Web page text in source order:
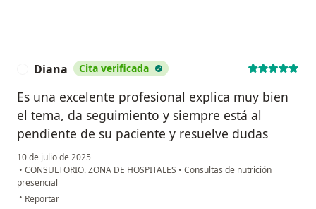
Cursos y congresos
2021
• Curso Internacional de “Metabolómica aplicada a la
Clínica”. Tecnológico de Monterrey. Ciudad de México.
• 10mo. Simposio virtual “Bioética pilar del buen
funcionamiento en el área de la Salud” Comisión
Nacional de Bioética. Ciudad de México.
Diana Cita verificada
Es una excelente profesional explica muy bien
el tema, da seguimiento y siempre está al
pendiente de su paciente y resuelve dudas
10 de julio de 2025
• CONSULTORIO. ZONA DE HOSPITALES • Consultas de nutrición
presencial
• en opinión del usuario Diana
Reportar